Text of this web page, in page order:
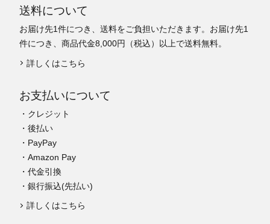
送料について
お届け先1件につき、送料をご負担いただきます。お届け先1
件につき、商品代金8,000円（税込）以上で送料無料。
詳しくはこちら
お支払いについて
・クレジット
・後払い
・PayPay
・Amazon Pay
・代金引換
・銀行振込(先払い)
詳しくはこちら